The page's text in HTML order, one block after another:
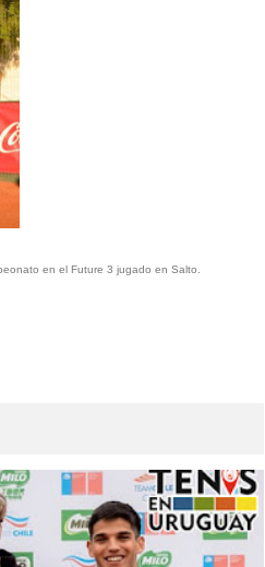
en el Future 3 jugado en Salto.